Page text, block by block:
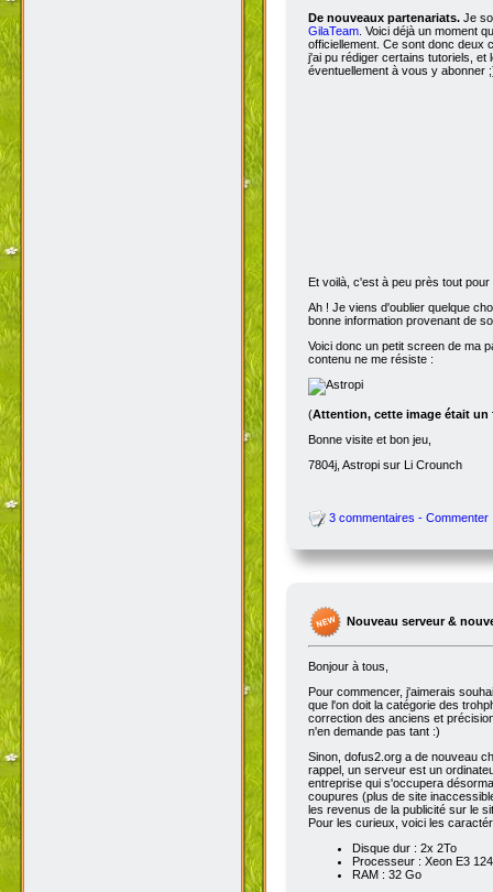
De nouveaux partenariats. Je
GilaTeam . Voici déjà un moment
officiellement. Ce sont donc deux
j'ai pu rédiger certains tutoriels,
éventuellement à vous y abonner
Et voilà, c'est à peu près tout
Ah ! Je viens d'oublier quelque
bonne information provenant de
Voici donc un petit screen de ma
contenu ne me résiste :
(Attention, cette image était un
Bonne visite et bon jeu,
7804j, Astropi sur Li Crounch
3 commentaires - Commenter
Nouveau serveur &
Bonjour à tous,
Pour commencer, j'aimerais
que l'on doit la catégorie des
correction des anciens et
n'en demande pas tant :)
Sinon, dofus2.org a de nouveau
rappel, un serveur est un
entreprise qui s'occupera
coupures (plus de site
les revenus de la publicité sur le
Pour les curieux, voici les
Disque dur : 2x 2To
Processeur : Xeon E3
RAM : 32 Go